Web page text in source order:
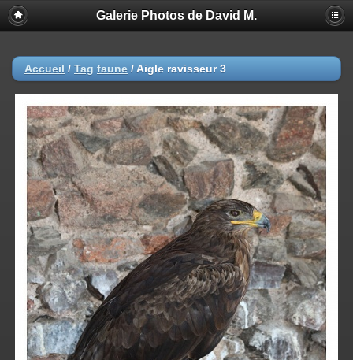
Galerie Photos de David M.
Accueil / Tag faune / Aigle ravisseur 3